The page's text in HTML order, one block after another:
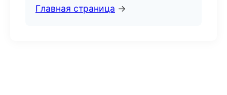
Главная страница →